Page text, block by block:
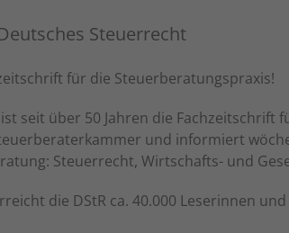
Steuerrecht
für die Steuerberatungspraxis!
ist seit über 50 Jahren die
und informiert
Steuerrecht, Wirtschafts- und
die DStR ca. 40.000 Leserinnen und